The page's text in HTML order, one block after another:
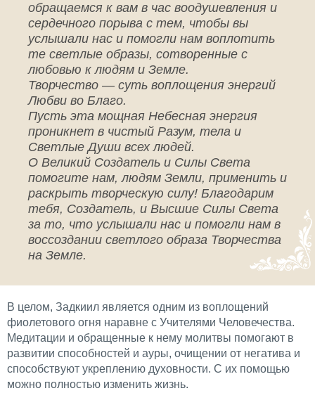
обращаемся к вам в час воодушевления и
сердечного порыва с тем, чтобы вы
услышали нас и помогли нам воплотить
те светлые образы, сотворенные с
любовью к людям и Земле.
Творчество — суть воплощения энергий
Любви во Благо.
Пусть эта мощная Небесная энергия
проникнет в чистый Разум, тела и
Светлые Души всех людей.
О Великий Создатель и Силы Света
помогите нам, людям Земли, применить и
раскрыть творческую силу! Благодарим
тебя, Создатель, и Высшие Силы Света
за то, что услышали нас и помогли нам в
воссоздании светлого образа Творчества
на Земле.
В целом, Задкиил является одним из воплощений
фиолетового огня наравне с Учителями Человечества.
Медитации и обращенные к нему молитвы помогают в
развитии способностей и ауры, очищении от негатива и
способствуют укреплению духовности. С их помощью
можно полностью изменить жизнь.